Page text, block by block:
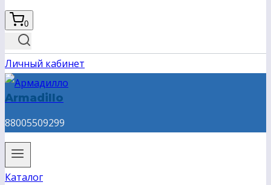
0
Личный кабинет
Armadillo
88005509299
Каталог